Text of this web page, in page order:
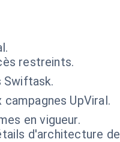
restreints.
Swiftask.
UpViral.
en vigueur.
d'architecture de